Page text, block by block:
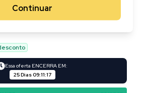
Continuar
Essa oferta ENCERRA EM:
25 Dias09:11:17